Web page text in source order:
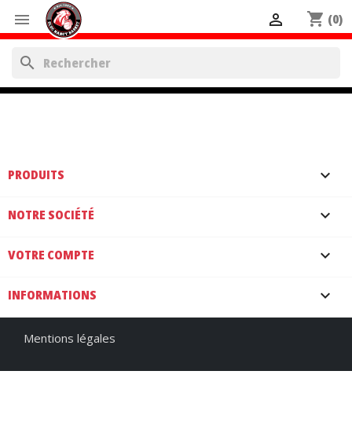
 shopping_cart (0)

search
PRODUITS 
NOTRE SOCIÉTÉ 
VOTRE COMPTE 
INFORMATIONS keyboard_arrow_down
Mentions légales